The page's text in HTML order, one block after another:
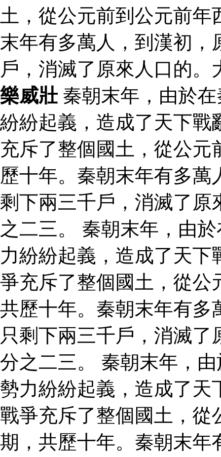
土，從公元前到公元前
末年有多萬人，到漢初
戶，消滅了原來人口的
樂威壯秦朝末年，由於
紛紛起義，造成了天下戰
充斥了整個國土，從公
歷十年。秦朝末年有多
剩下兩三千戶，消滅了原
之二三。 秦朝末年，由
力紛紛起義，造成了天
爭充斥了整個國土，從公
共歷十年。秦朝末年有多
只剩下兩三千戶，消滅
分之二三。 秦朝末年，
勢力紛紛起義，造成了天
戰爭充斥了整個國土，從
期，共歷十年。秦朝末年